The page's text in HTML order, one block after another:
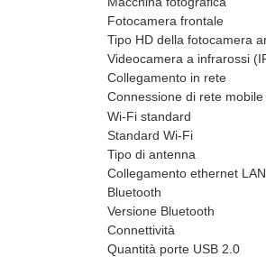
Fotocamera frontale
Tipo HD della fotocamera
Videocamera a infrarossi
Collegamento in rete
Connessione di rete mobile
Wi-Fi standard
Standard Wi-Fi
Tipo di antenna
Collegamento ethernet LAN
Bluetooth
Versione Bluetooth
Connettività
Quantità porte USB 2.0